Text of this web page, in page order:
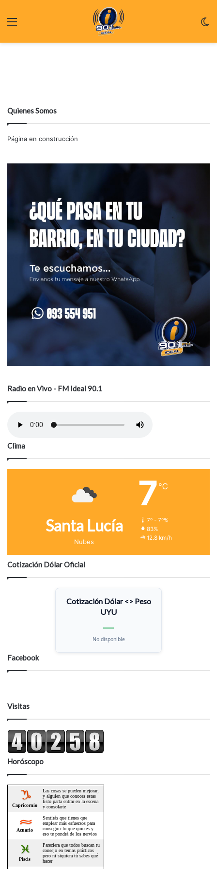
Quienes Somos
Página en construcción
Radio en Vivo - FM Ideal 90.1
Clima
Santa Lucía
Nubes
7 ℃
7º - 7º%
83%
12.8 km/h
Cotización Dólar Oficial
Cotización Dólar <> Peso
UYU
—
No disponible
Facebook
Visitas
Horóscopo